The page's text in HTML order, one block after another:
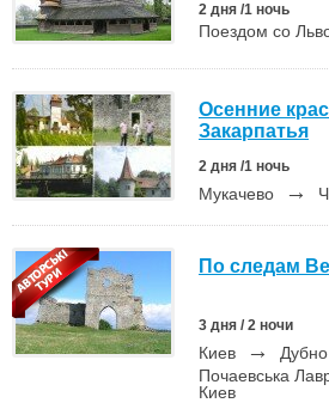
2 дня /1 ночь
Поездом со
Осенние
Закарпатья
2 дня /1 ночь
Мукачево →
По следам
3 дня / 2 ночи
Киев → Дубно
Почаевська
Киев